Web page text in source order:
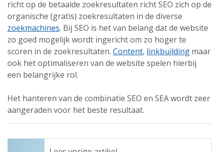
richt op de betaalde zoekresultaten richt SEO zich op de
organische (gratis) zoekresultaten in de diverse
zoekmachines. Bij SEO is het van belang dat de website
zo goed mogelijk wordt ingericht om zo hoger te
scoren in de zoekresultaten. Content, linkbuilding maar
ook het optimaliseren van de website spelen hierbij
een belangrijke rol.
Het hanteren van de combinatie SEO en SEA wordt zeer
aangeraden voor het beste resultaat.